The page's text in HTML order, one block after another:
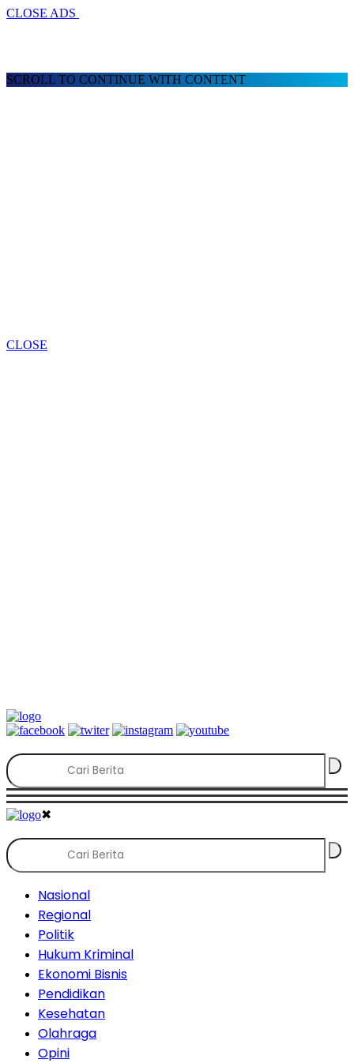
CLOSE ADS
SCROLL TO CONTINUE WITH CONTENT
CLOSE
✖
Nasional
Regional
Politik
Hukum Kriminal
Ekonomi Bisnis
Pendidikan
Kesehatan
Olahraga
Opini